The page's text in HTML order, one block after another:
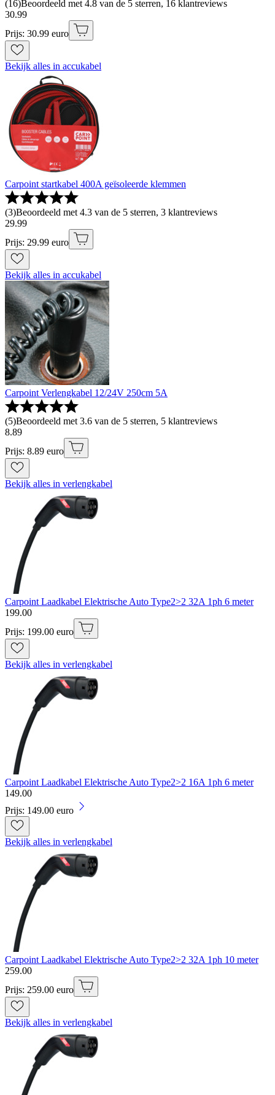
(16)Beoordeeld met 4.8 van de 5 sterren, 16 klantreviews
30.99
Prijs: 30.99 euro
Bekijk alles in accukabel
Carpoint startkabel 400A geïsoleerde klemmen
(3)Beoordeeld met 4.3 van de 5 sterren, 3 klantreviews
29.99
Prijs: 29.99 euro
Bekijk alles in accukabel
Carpoint Verlengkabel 12/24V 250cm 5A
(5)Beoordeeld met 3.6 van de 5 sterren, 5 klantreviews
8.89
Prijs: 8.89 euro
Bekijk alles in verlengkabel
Carpoint Laadkabel Elektrische Auto Type2>2 32A 1ph 6 meter
199.00
Prijs: 199.00 euro
Bekijk alles in verlengkabel
Carpoint Laadkabel Elektrische Auto Type2>2 16A 1ph 6 meter
149.00
Prijs: 149.00 euro
Bekijk alles in verlengkabel
Carpoint Laadkabel Elektrische Auto Type2>2 32A 1ph 10 meter
259.00
Prijs: 259.00 euro
Bekijk alles in verlengkabel